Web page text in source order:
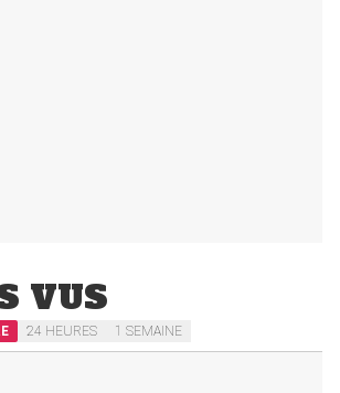
VUS
24 HEURES 1 SEMAINE